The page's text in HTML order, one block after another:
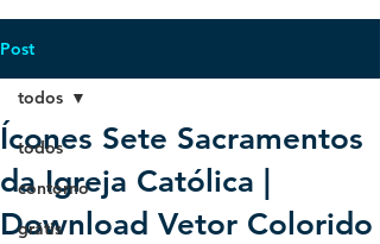
Post
todos
contorno
grátis
todos
Ícones Sete Sacramentos
da Igreja Católica |
Download Vetor Colorido